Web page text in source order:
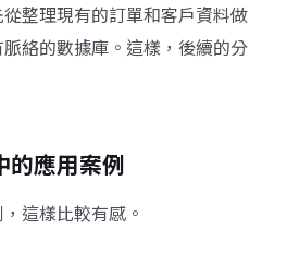
整理現有的訂單和客戶資料做
絡的數據庫。這樣，後續的分
的應用案例
這樣比較有感。